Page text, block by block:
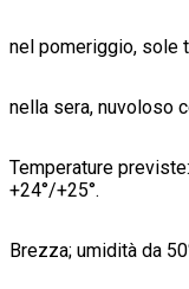
nel pomeriggio, sole
nella sera, nuvoloso
Temperature
+24°/+25°.
Brezza; umidità da